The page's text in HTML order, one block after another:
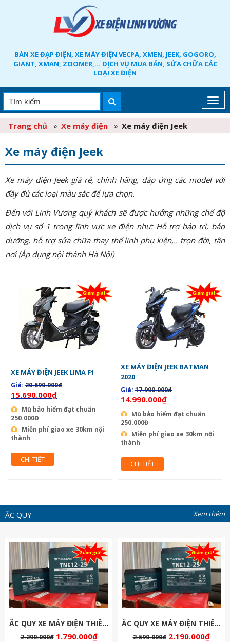
BÁN XE ĐẠP ĐIỆN, XE MÁY ĐIỆN VECPA, XMEN, JEEK, GOGORO,
GIANT, XMAN, ZOOMER,... DỊCH VỤ MUA BÁN, SỬA CHỮA CÁC
LOẠI XE ĐIỆN
Trang chủ » Xe máy điện » Xe máy điện Jeek
Xe máy điện Jeek
Xe máy điện Jeek giá rẻ, chính hãng, đáp ứng các model với
đầy đủ các loại màu sắc để lựa chọn.
Đến với Linh Vương quý khách sẽ được hưởng những chế độ
dịch vụ số 1 trong lĩnh vực xe điện như: Hỗ trợ bảo trì, bảo
dưỡng, hỗ trợ sửa chữa thay thế linh phụ kiện,.. trọn đời, tận
nơi (Áp dụng nội thành Hà Nội)
Giảm giá!
XE MÁY ĐIỆN JEEK LIMA F1
Giá: 20.690.000₫
15.690.000₫
Mũ bảo hiểm đạt chuẩn
250.000Đ
Miễn phí giao xe 30km nội
thành
CHI TIẾT
Giảm giá!
XE MÁY ĐIỆN JEEK BATMAN
2020
Giá: 17.990.000₫
14.990.000₫
Mũ bảo hiểm đạt chuẩn
250.000Đ
Miễn phí giao xe 30km nội
thành
CHI TIẾT
ẮC QUY Xem thêm
Giảm giá!
ẮC QUY XE MÁY ĐIỆN THIÊN NĂNG 48V-20AH
2.290.000₫ 1.790.000₫
Giảm giá!
ẮC QUY XE MÁY ĐIỆN THIÊN NĂNG 60V-20AH
2.590.000₫ 2.190.000₫